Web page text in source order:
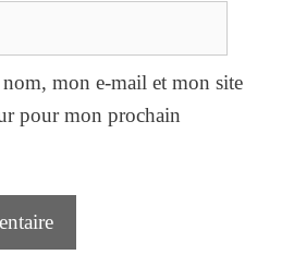
mon e-mail et mon site
pour mon prochain